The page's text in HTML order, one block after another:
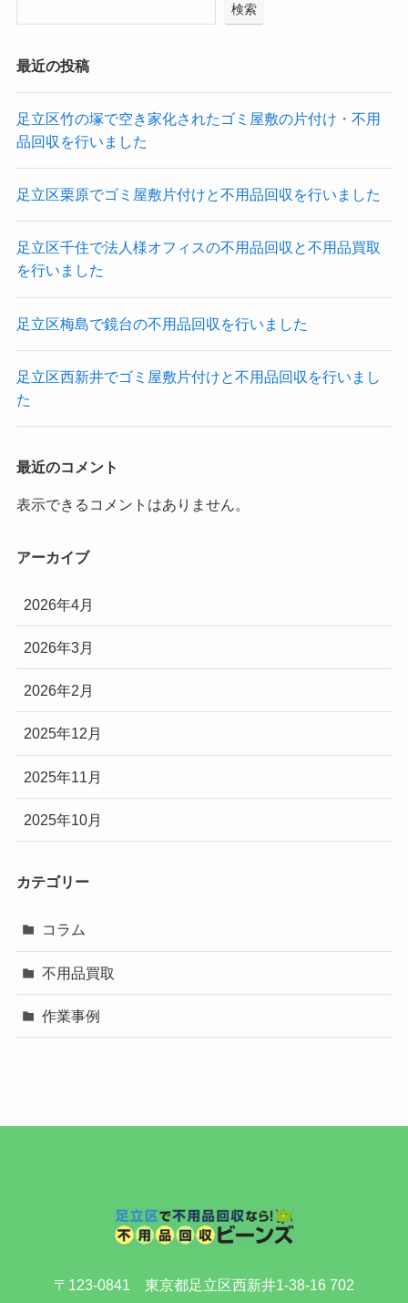
検索
最近の投稿
足立区竹の塚で空き家化されたゴミ屋敷の片付け・不用
品回収を行いました
足立区栗原でゴミ屋敷片付けと不用品回収を行いました
足立区千住で法人様オフィスの不用品回収と不用品買取
を行いました
足立区梅島で鏡台の不用品回収を行いました
足立区西新井でゴミ屋敷片付けと不用品回収を行いまし
た
最近のコメント
表示できるコメントはありません。
アーカイブ
2026年4月
2026年3月
2026年2月
2025年12月
2025年11月
2025年10月
カテゴリー
コラム
不用品買取
作業事例
〒123-0841 東京都足立区西新井1-38-16 702